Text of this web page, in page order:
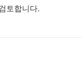
토합니다.